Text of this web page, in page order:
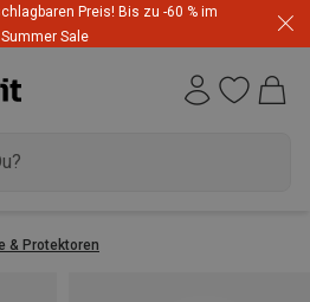
Preis! Bis zu -60 % im
Summer Sale
& Protektoren